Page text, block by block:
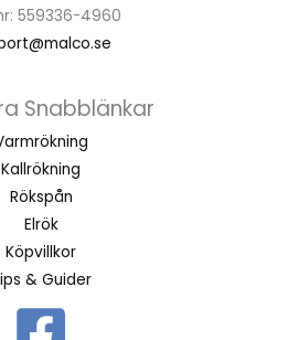
559336-4960
Snabblänkar
Kallrökning
Rökspån
Elrök
Köpvillkor
& Guider